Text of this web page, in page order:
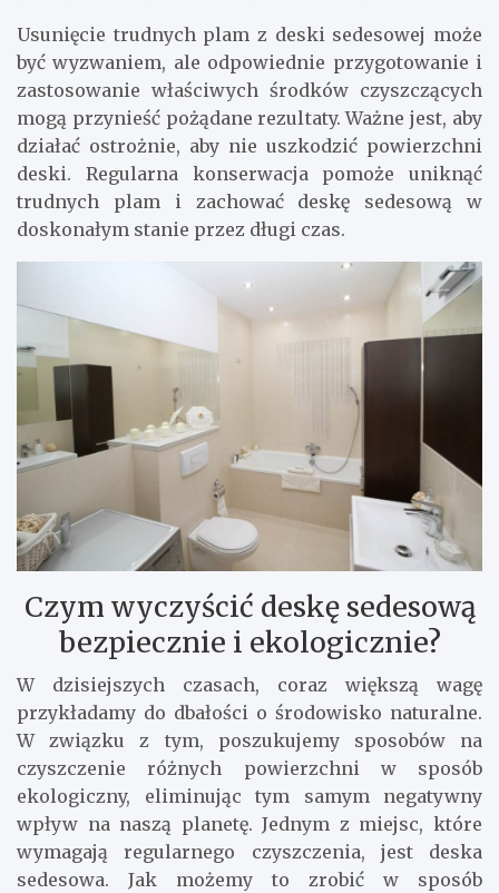
Usunięcie trudnych plam z deski sedesowej może
być wyzwaniem, ale odpowiednie przygotowanie i
zastosowanie właściwych środków czyszczących
mogą przynieść pożądane rezultaty. Ważne jest, aby
działać ostrożnie, aby nie uszkodzić powierzchni
deski. Regularna konserwacja pomoże uniknąć
trudnych plam i zachować deskę sedesową w
doskonałym stanie przez długi czas.
Czym wyczyścić deskę sedesową
bezpiecznie i ekologicznie?
W dzisiejszych czasach, coraz większą wagę
przykładamy do dbałości o środowisko naturalne.
W związku z tym, poszukujemy sposobów na
czyszczenie różnych powierzchni w sposób
ekologiczny, eliminując tym samym negatywny
wpływ na naszą planetę. Jednym z miejsc, które
wymagają regularnego czyszczenia, jest deska
sedesowa. Jak możemy to zrobić w sposób